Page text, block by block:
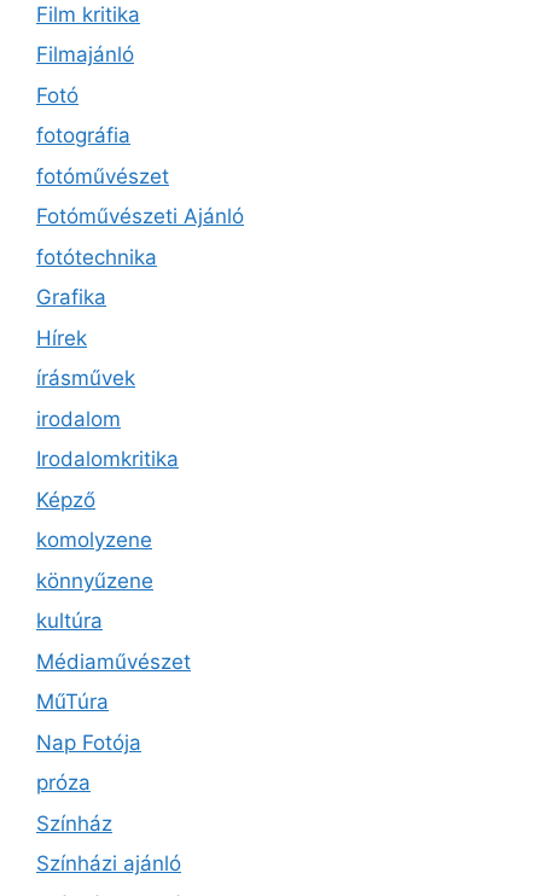
Film kritika
Filmajánló
Fotó
fotográfia
fotóművészet
Fotóművészeti Ajánló
fotótechnika
Grafika
Hírek
írásművek
irodalom
Irodalomkritika
Képző
komolyzene
könnyűzene
kultúra
Médiaművészet
MűTúra
Nap Fotója
próza
Színház
Színházi ajánló